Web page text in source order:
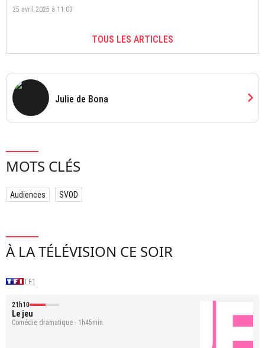
25 avril 2025 à 11:03
TOUS LES ARTICLES
Julie de Bona chevron_right
MOTS CLÉS
Audiences SVOD
À LA TÉLÉVISION CE SOIR
TF1
21h10
Le jeu
Comédie dramatique - 1h45min.